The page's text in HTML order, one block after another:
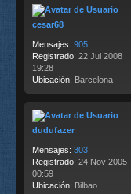
cesar68
Mensajes: 905
Registrado: 22 Jul 2008
19:28
Ubicación: Barcelona
dudufazer
Mensajes: 303
Registrado: 24 Nov 2005
00:59
Ubicación: Bilbao